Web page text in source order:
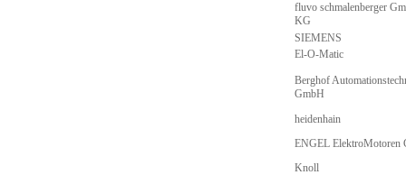
fluvo schmalenberger
KG
SIEMENS
El-O-Matic
Berghof
GmbH
heidenhain
ENGEL ElektroMotoren
Knoll